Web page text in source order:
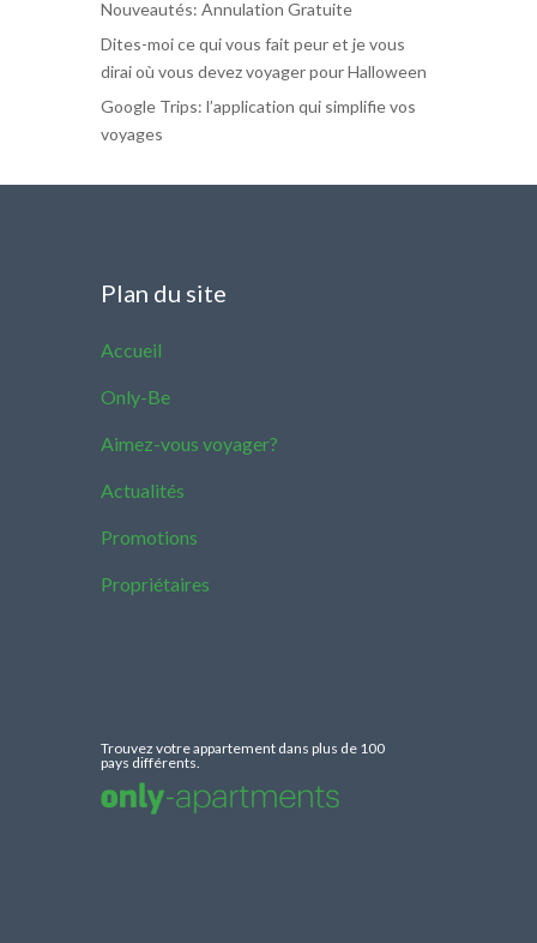
Nouveautés: Annulation Gratuite
Dites-moi ce qui vous fait peur et je vous
dirai où vous devez voyager pour Halloween
Google Trips: l’application qui simplifie vos
voyages
Plan du site
Accueil
Only-Be
Aimez-vous voyager?
Actualités
Promotions
Propriétaires
Trouvez votre appartement dans plus de 100
pays différents.